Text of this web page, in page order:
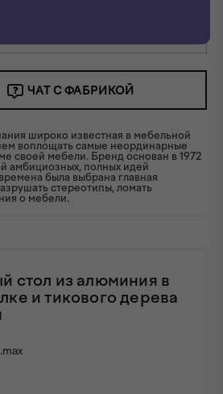
ЧАТ С ФАБРИКОЙ
широко известная в мебельной
воплощать самые неординарные
своей мебели. Бренд основан в 1972
амбициозных, полных идей
была выбрана главная
стереотипы, ломать
о мебели.
стол из алюминия в
и тикового дерева
.max